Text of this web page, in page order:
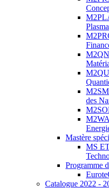
des
Mastère
MS
Programme
Catalogue 2022 -